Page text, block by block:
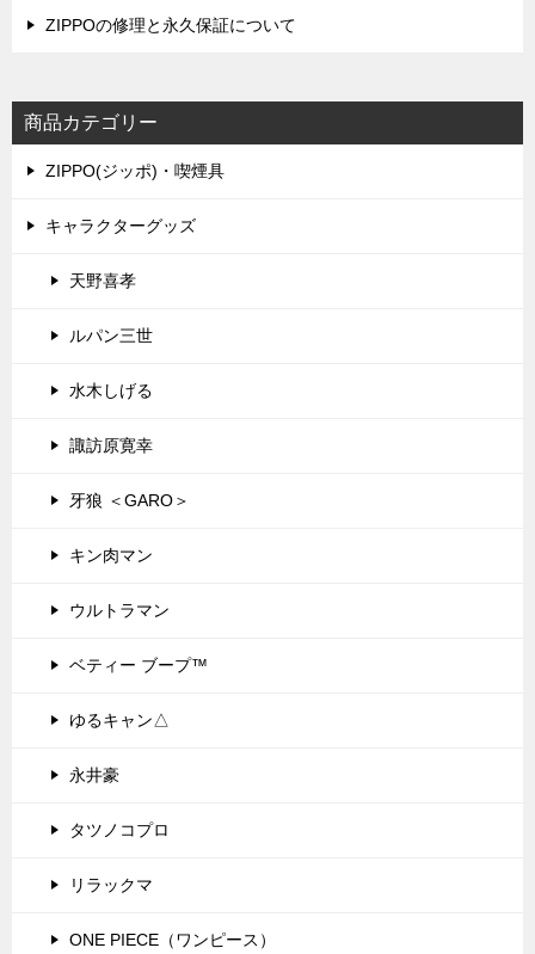
ZIPPOの修理と永久保証について
商品カテゴリー
ZIPPO(ジッポ)・喫煙具
キャラクターグッズ
天野喜孝
ルパン三世
水木しげる
諏訪原寛幸
牙狼 ＜GARO＞
キン肉マン
ウルトラマン
ベティー ブープ™
ゆるキャン△
永井豪
タツノコプロ
リラックマ
ONE PIECE（ワンピース）